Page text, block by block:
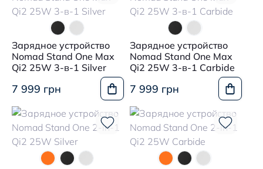
Зарядное устройство
Nomad Stand One Max
Qi2 25W 3-в-1 Silver
7 999 грн
Зарядное устройство
Nomad Stand One Max
Qi2 25W 3-в-1 Carbide
7 999 грн